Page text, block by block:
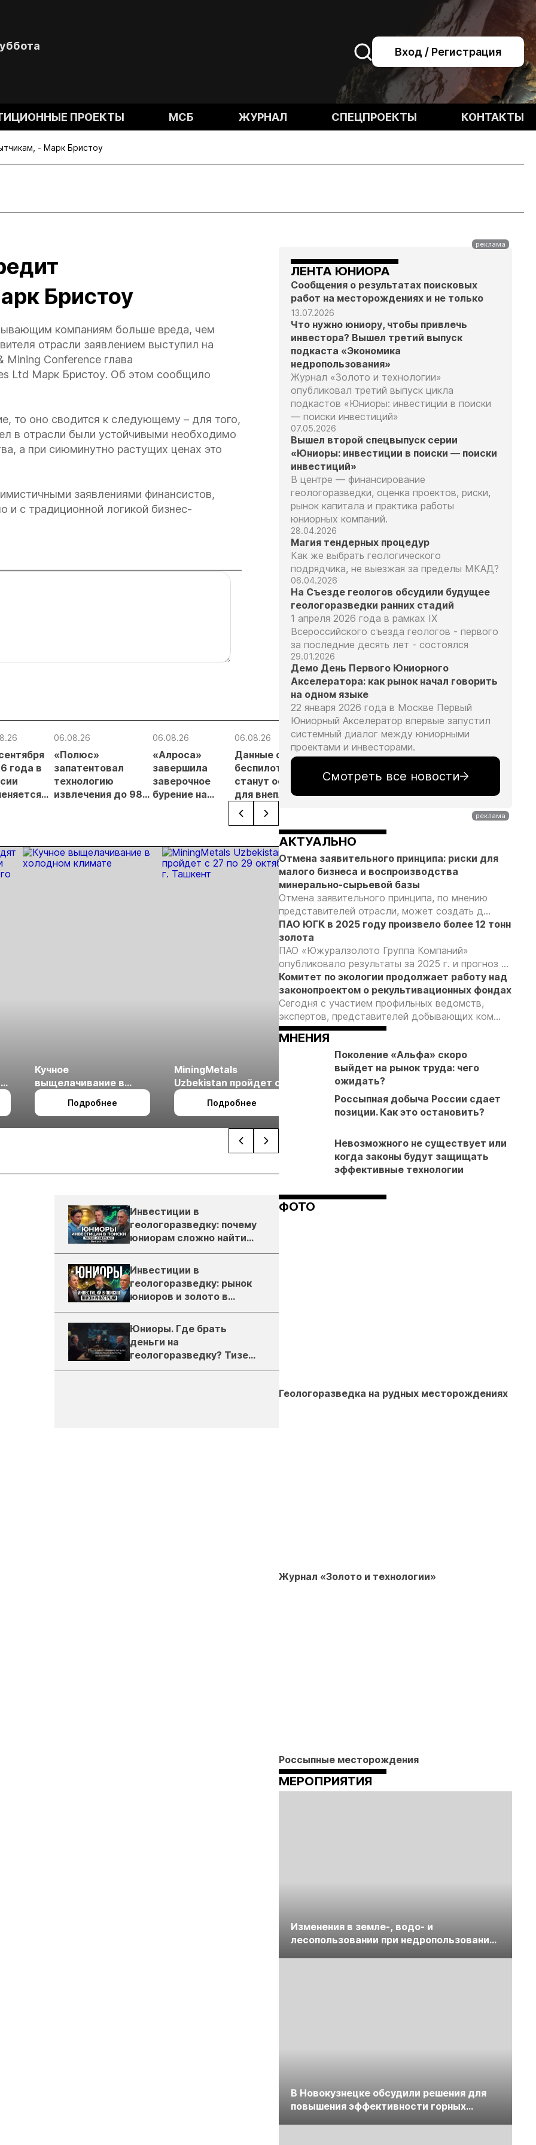
Вход / Регистрация
ПРОЕКТЫ МСБ ЖУРНАЛ СПЕЦПРОЕКТЫ КОНТАКТЫ
- Марк Бристоу
Бристоу
компаниям больше вреда, чем
отрасли заявлением выступил на
Mining Conference глава
Ltd Марк Бристоу. Об этом сообщило
то оно сводится к следующему – для того,
в отрасли были устойчивыми необходимо
а при сиюминутно растущих ценах это
заявлениями финансистов,
и с традиционной логикой бизнес-
года в
и
для
06.08.26
«Полюс»
запатентовал
технологию
извлечения до 98%
06.08.26
«Алроса»
завершила
заверочное
бурение на
06.08.26
Данные с
беспилотников
станут основанием
для внеплановых
проверок
недропользователей
05.08.26
Добыча
Камчатке
снизилась
полугодии
05.08.26
Кассация
силе
приговор
серебра на
Урале
05.08.26
Эксперты
изменить
подходы к
россыпной
реформы
лицензирования
Кучное
выщелачивание в
холодном климате
Подробнее
MiningMetals
Uzbekistan пройдет с
27 по 29 октября в г.
Ташкент
Подробнее
Выставка «Рудник
2026» пройдет в
Екатеринбурге
Подробнее
Российская
энергетическая
конференция
Подробнее
Инвестиции в
геологоразведку: почему
юниорам сложно найти
деньги
Инвестиции в
геологоразведку: рынок
юниоров и золото в
России
Юниоры. Где брать
деньги на
геологоразведку? Тизер
подкаста ЗиТ №1
ЛЕНТА ЮНИОРА
Сообщения о результатах поисковых
работ на месторождениях и не только
13.07.2026
Что нужно юниору, чтобы привлечь
инвестора? Вышел третий выпуск
подкаста «Экономика
недропользования»
Журнал «Золото и технологии»
опубликовал третий выпуск цикла
подкастов «Юниоры: инвестиции в поиски
— поиски инвестиций»
07.05.2026
Вышел второй спецвыпуск серии
«Юниоры: инвестиции в поиски — поиски
инвестиций»
В центре — финансирование
геологоразведки, оценка проектов, риски,
рынок капитала и практика работы
юниорных компаний.
28.04.2026
Магия тендерных процедур
Как же выбрать геологического
подрядчика, не выезжая за пределы МКАД?
06.04.2026
На Съезде геологов обсудили будущее
геологоразведки ранних стадий
1 апреля 2026 года в рамках IX
Всероссийского съезда геологов - первого
за последние десять лет - состоялся
29.01.2026
Демо День Первого Юниорного
Акселератора: как рынок начал говорить
на одном языке
22 января 2026 года в Москве Первый
Юниорный Акселератор впервые запустил
системный диалог между юниорными
проектами и инвесторами.
Смотреть все новости
АКТУАЛЬНО
Отмена заявительного принципа: риски для
малого бизнеса и воспроизводства
минерально-сырьевой базы
Отмена заявительного принципа, по мнению
представителей отрасли, может создать д...
ПАО ЮГК в 2025 году произвело более 12 тонн
золота
ПАО «Южуралзолото Группа Компаний»
опубликовало результаты за 2025 г. и прогноз ...
Комитет по экологии продолжает работу над
законопроектом о рекультивационных фондах
Сегодня с участием профильных ведомств,
экспертов, представителей добывающих ком...
МНЕНИЯ
Поколение «Альфа» скоро
выйдет на рынок труда: чего
ожидать?
Россыпная добыча России сдает
позиции. Как это остановить?
Невозможного не существует или
когда законы будут защищать
эффективные технологии
ФОТО
Геологоразведка на рудных месторождениях
Журнал «Золото и технологии»
Россыпные месторождения
МЕРОПРИЯТИЯ
Изменения в земле-, водо- и
лесопользовании при недропользовании
В Новокузнецке обсудили решения для
повышения эффективности горных